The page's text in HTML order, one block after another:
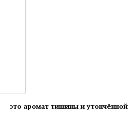
— это аромат тишины и утончённой